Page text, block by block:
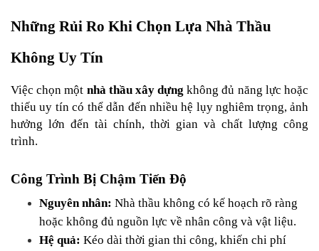
Những Rủi Ro Khi Chọn Lựa Nhà Thầu
Không Uy Tín
Việc chọn một nhà thầu xây dựng không đủ năng lực hoặc
thiếu uy tín có thể dẫn đến nhiều hệ lụy nghiêm trọng, ảnh
hưởng lớn đến tài chính, thời gian và chất lượng công
trình.
Công Trình Bị Chậm Tiến Độ
Nguyên nhân: Nhà thầu không có kế hoạch rõ ràng
hoặc không đủ nguồn lực về nhân công và vật liệu.
Hệ quả: Kéo dài thời gian thi công, khiến chi phí